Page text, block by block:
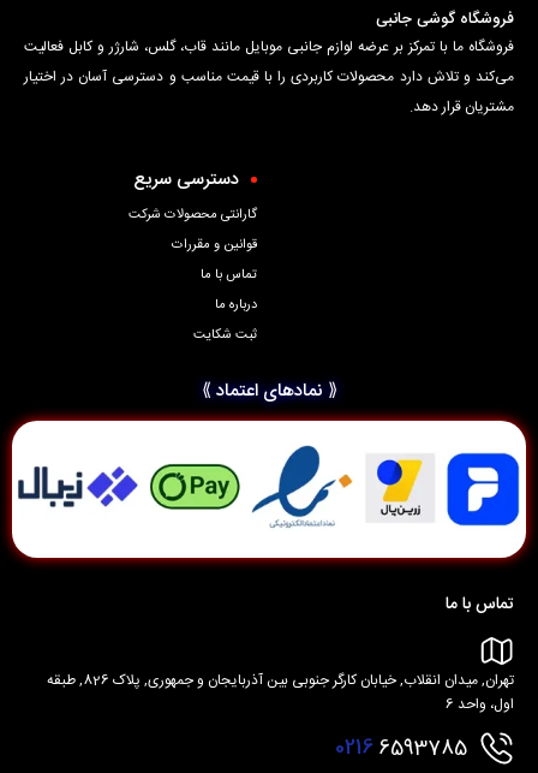
فروشگاه گوشی جانبی
فروشگاه ما با تمرکز بر عرضه لوازم جانبی موبایل مانند قاب، گلس، شارژر و کابل فعالیت
می‌کند و تلاش دارد محصولات کاربردی را با قیمت مناسب و دسترسی آسان در اختیار
مشتریان قرار دهد.
دسترسی سریع
گارانتی محصولات شرکت
قوانین و مقررات
تماس با ما
درباره ما
ثبت شکایت
⟪ نمادهای اعتماد ⟫
تماس با ما
تهران, میدان انقلاب, خیابان کارگر جنوبی بین آذربایجان و جمهوری, پلاک 826, طبقه
اول، واحد 6
02166593785